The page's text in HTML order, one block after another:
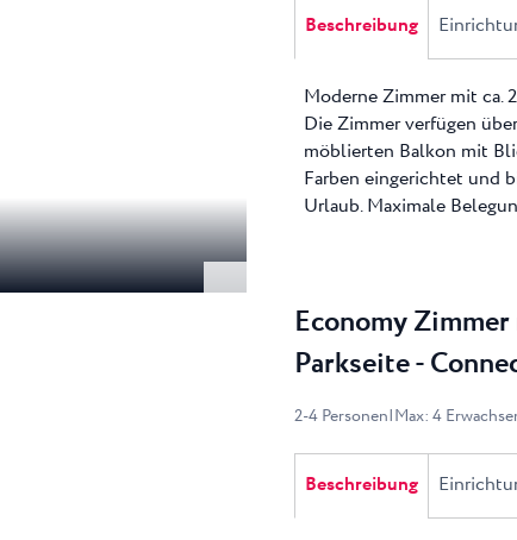
Beschreibung
Moderne Zimmer mit ca.
Die Zimmer verfügen
möblierten Balkon mit
Farben eingerichtet und
Urlaub. Maximale
Economy
Parkseite -
2-4 Personen|Max: 4
Beschreibung